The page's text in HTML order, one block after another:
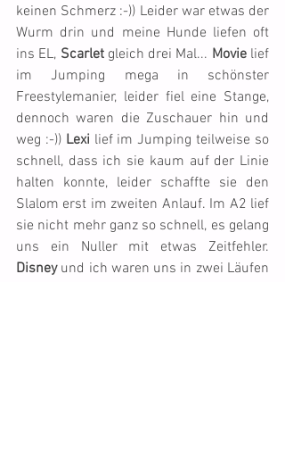
keinen Schmerz :-)) Leider war etwas der
Wurm drin und meine Hunde liefen oft
ins EL, Scarlet gleich drei Mal... Movie lief
im Jumping mega in schönster
Freestylemanier, leider fiel eine Stange,
dennoch waren die Zuschauer hin und
weg :-)) Lexi lief im Jumping teilweise so
schnell, dass ich sie kaum auf der Linie
halten konnte, leider schaffte sie den
Slalom erst im zweiten Anlauf. Im A2 lief
sie nicht mehr ganz so schnell, es gelang
Disney und ich waren uns in zwei Läufen